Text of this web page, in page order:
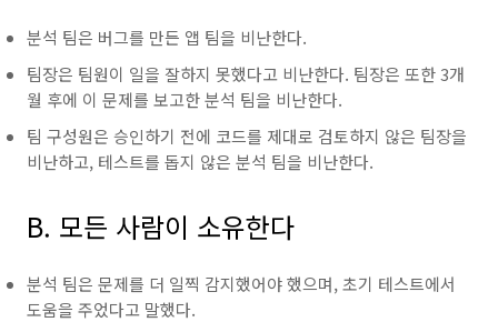
분석 팀은 버그를 만든 앱 팀을 비난한다.
팀장은 팀원이 일을 잘하지 못했다고 비난한다. 팀장은 또한 3개
월 후에 이 문제를 보고한 분석 팀을 비난한다.
팀 구성원은 승인하기 전에 코드를 제대로 검토하지 않은 팀장을
비난하고, 테스트를 돕지 않은 분석 팀을 비난한다.
B. 모든 사람이 소유한다
분석 팀은 문제를 더 일찍 감지했어야 했으며, 초기 테스트에서
도움을 주었다고 말했다.